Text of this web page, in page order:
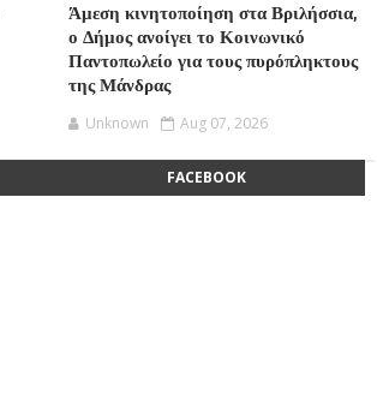
Άμεση κινητοποίηση στα Βριλήσσια,
ο Δήμος ανοίγει το Κοινωνικό
Παντοπωλείο για τους πυρόπληκτους
της Μάνδρας
Unknown Aug 07, 2026
FACEBOOK